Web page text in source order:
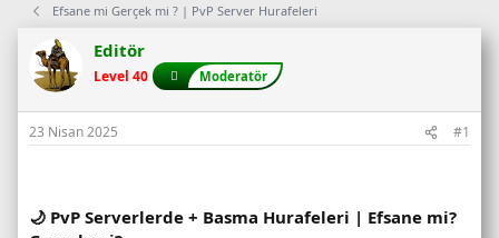
Efsane mi Gerçek mi ? | PvP Server Hurafeleri
Editör
Level 40 Moderatör
23 Nisan 2025 #1
🌙 PvP Serverlerde + Basma Hurafeleri | Efsane mi?